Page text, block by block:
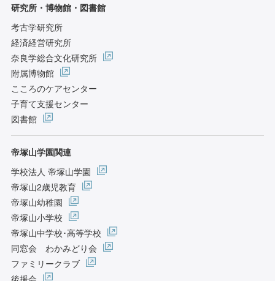
研究所・博物館・図書館
考古学研究所
経済経営研究所
奈良学総合文化研究所
附属博物館
こころのケアセンター
子育て支援センター
図書館
帝塚山学園関連
学校法人 帝塚山学園
帝塚山2歳児教育
帝塚山幼稚園
帝塚山小学校
帝塚山中学校･高等学校
同窓会 わかみどり会
ファミリークラブ
後援会